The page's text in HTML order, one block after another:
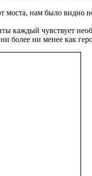
нам было видно
чувствует
более ни менее как